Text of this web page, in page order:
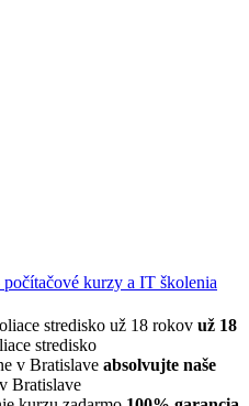
už 18
stredisko
absolvujte naše
Bratislave